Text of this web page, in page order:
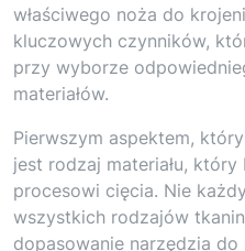
właściwego noża do
kluczowych czynników,
przy wyborze
materiałów.
Pierwszym aspektem,
jest rodzaj materiału,
procesowi cięcia. Nie
wszystkich rodzajów
dopasowanie narzędzia do